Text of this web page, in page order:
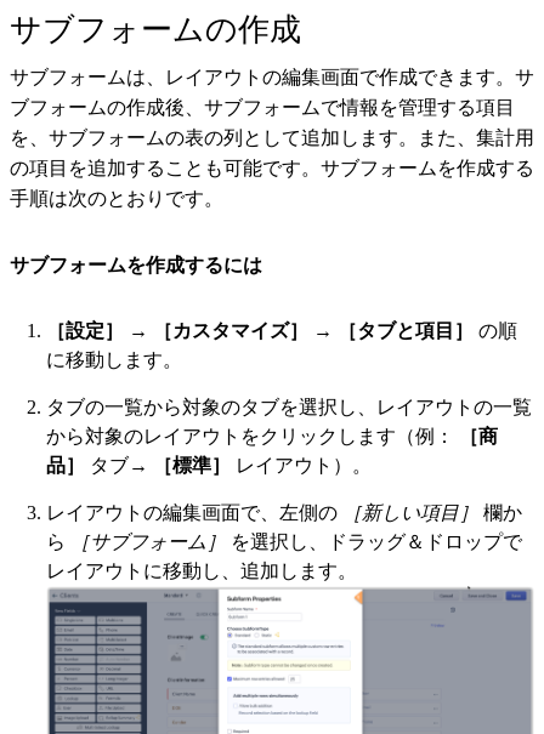
サブフォームの作成
サブフォームは、レイアウトの編集画面で作成できます。サ
ブフォームの作成後、サブフォームで情報を管理する項目
を、サブフォームの表の列として追加します。また、集計用
の項目を追加することも可能です。サブフォームを作成する
手順は次のとおりです。
サブフォームを作成するには
［設定］ → ［カスタマイズ］ → ［タブと項目］ の順
に移動します。
タブの一覧から対象のタブを選択し、レイアウトの一覧
から対象のレイアウトをクリックします（例：
［商
品］
タブ→ ［標準］ レイアウト）。
レイアウトの編集画面で、左側の ［新しい項目］ 欄か
ら
［サブフォーム］
を選択し、ドラッグ＆ドロップで
レイアウトに移動し、追加します。